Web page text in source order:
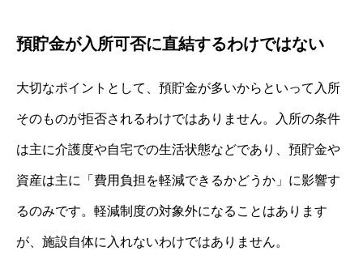
預貯金が入所可否に直結するわけではない
大切なポイントとして、預貯金が多いからといって入所
そのものが拒否されるわけではありません。入所の条件
は主に介護度や自宅での生活状態などであり、預貯金や
資産は主に「費用負担を軽減できるかどうか」に影響す
るのみです。軽減制度の対象外になることはあります
が、施設自体に入れないわけではありません。